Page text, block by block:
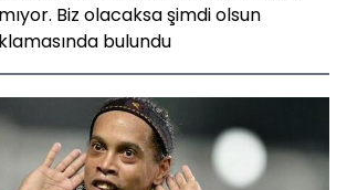
Biz olacaksa şimdi olsun
bulundu